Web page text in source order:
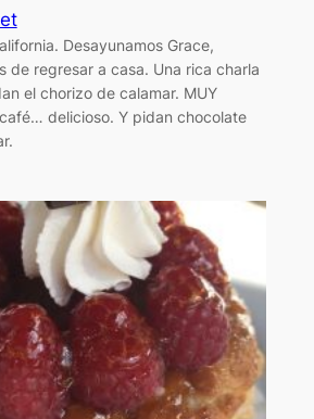
Desayunamos Grace,
de regresar a casa. Una rica charla
el chorizo de calamar. MUY
delicioso. Y pidan chocolate